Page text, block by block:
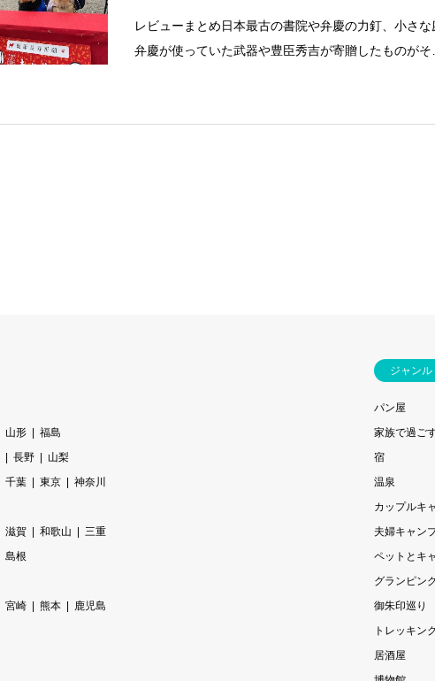
レビューまとめ日本最古の書院や弁慶の力釘、小さな
弁慶が使っていた武器や豊臣秀吉が寄贈したものがそ
山形
福島
長野
山梨
千葉 東京
神奈川
滋賀 和歌山
三重
島根
宮崎 熊本
鹿児島
ジャンル
パン屋
家族で過ご
宿
温泉
カップルキ
夫婦キャン
ペットとキ
グランピン
御朱印巡り
トレッキン
居酒屋